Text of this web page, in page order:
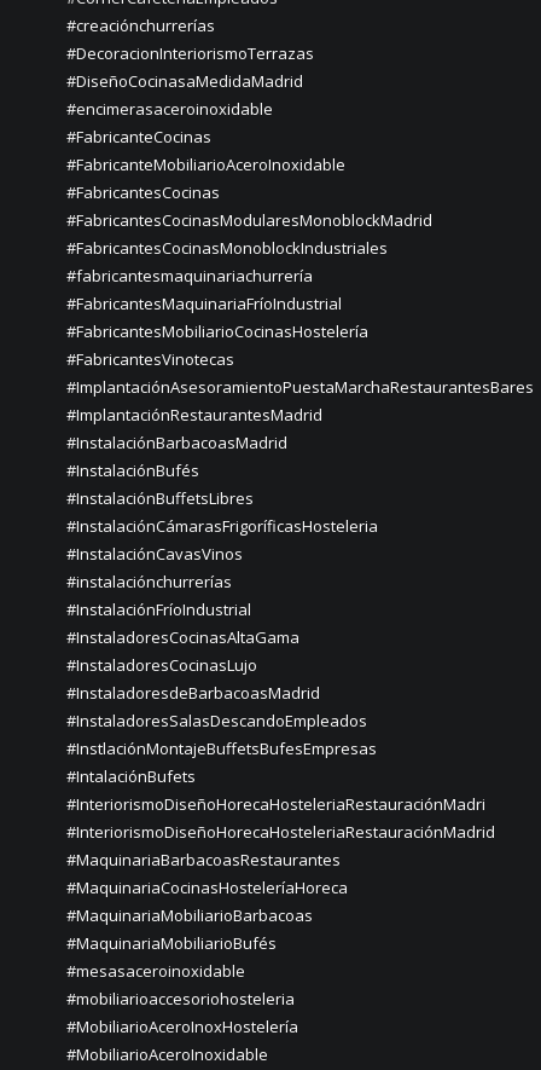
#creaciónchurrerías
#DecoracionInteriorismoTerrazas
#DiseñoCocinasaMedidaMadrid
#encimerasaceroinoxidable
#FabricanteCocinas
#FabricanteMobiliarioAceroInoxidable
#FabricantesCocinas
#FabricantesCocinasModularesMonoblockMadrid
#FabricantesCocinasMonoblockIndustriales
#fabricantesmaquinariachurrería
#FabricantesMaquinariaFríoIndustrial
#FabricantesMobiliarioCocinasHostelería
#FabricantesVinotecas
#ImplantaciónAsesoramientoPuestaMarchaRestaurantesBares
#ImplantaciónRestaurantesMadrid
#InstalaciónBarbacoasMadrid
#InstalaciónBufés
#InstalaciónBuffetsLibres
#InstalaciónCámarasFrigoríficasHosteleria
#InstalaciónCavasVinos
#instalaciónchurrerías
#InstalaciónFríoIndustrial
#InstaladoresCocinasAltaGama
#InstaladoresCocinasLujo
#InstaladoresdeBarbacoasMadrid
#InstaladoresSalasDescandoEmpleados
#InstlaciónMontajeBuffetsBufesEmpresas
#IntalaciónBufets
#InteriorismoDiseñoHorecaHosteleriaRestauraciónMadri
#InteriorismoDiseñoHorecaHosteleriaRestauraciónMadrid
#MaquinariaBarbacoasRestaurantes
#MaquinariaCocinasHosteleríaHoreca
#MaquinariaMobiliarioBarbacoas
#MaquinariaMobiliarioBufés
#mesasaceroinoxidable
#mobiliarioaccesoriohosteleria
#MobiliarioAceroInoxHostelería
#MobiliarioAceroInoxidable